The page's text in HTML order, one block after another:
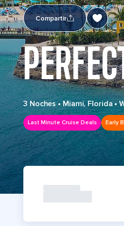
Compartir
3 Noches•Miami, Florida•
Last Minute Cruise Deals Early